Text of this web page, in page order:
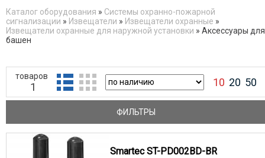
You are here
Каталог оборудования » Системы охранно-пожарной
сигнализации » Извещатели » Извещатели охранные »
Извещатели охранные для наружной установки » Аксессуары для
башен
товаров
1 10 20 50
ФИЛЬТРЫ
Smartec ST-PD002BD-BR